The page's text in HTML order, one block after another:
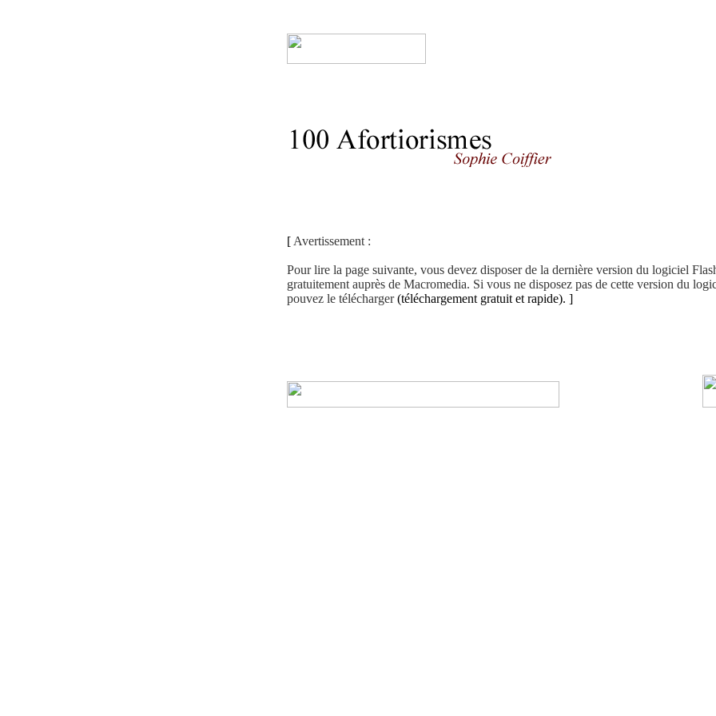
[ Avertissement :
Pour lire la page suivante, vous devez disposer de la dernière version du logiciel
gratuitement auprès de Macromedia. Si vous ne disposez pas de cette version du
pouvez le télécharger(téléchargement gratuit et rapide). ]